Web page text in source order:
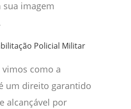
sua imagem
Policial Militar
como a
um direito garantido
alcançável por